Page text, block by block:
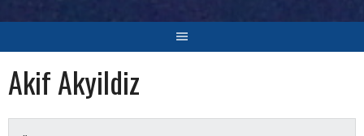
Akif Akyildiz